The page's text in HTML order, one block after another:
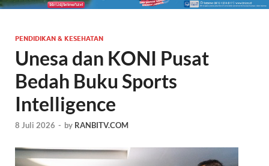
PENDIDIKAN & KESEHATAN
Unesa dan KONI Pusat
Bedah Buku Sports
Intelligence
8 Juli 2026 - by RANBITV.COM